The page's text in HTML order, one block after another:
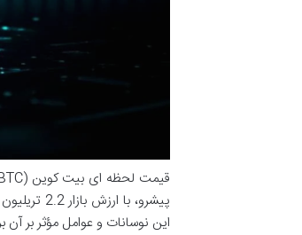
این نوسانات و عوامل مؤثر بر آن